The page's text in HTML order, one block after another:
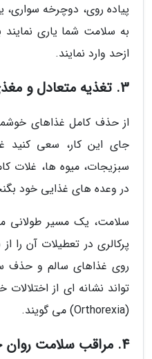
پیاده روی، دوچرخه سواری،
به سلامت شما یاری
ازحد وارد نمایند.
3. تغذیه متعادل و مغذی داشته باشید
از حذف کامل غذاهای
جای این کار، سعی کنید
سبزیجات، میوه ها، غلات
در وعده های غذایی خود
سلامت، یک مسیر
پرکالری در تعطیلات آن را
روی غذاهای سالم و حذف
تواند نشانه ای از
(Orthorexia) می گویند.
4. مراقب سلامت روان خود باشید